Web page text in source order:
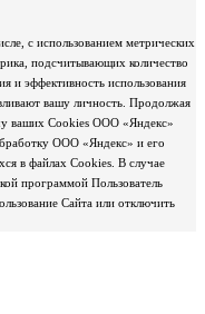
с использованием метрических
подсчитывающих количество
и эффективность использования
вашу личность. Продолжая
ваших Cookies ООО «Яндекс»
ООО «Яндекс» и его
в файлах Cookies. В случае
программой Пользователь
Сайта или отключить